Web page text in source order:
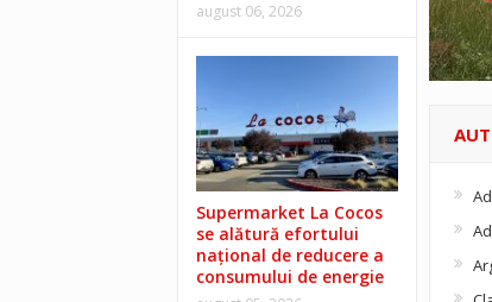
august 06, 2026
Supermarket La Cocos
se alătură efortului
național de reducere a
consumului de energie